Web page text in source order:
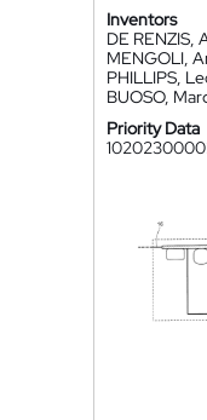
Inventors
DE RENZIS,
MENGOLI,
PHILLIPS,
BUOSO,
Priority Data